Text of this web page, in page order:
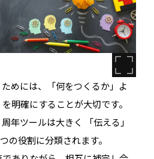
めには、「何をつくるか」よ
明確にすることが大切です。
年ツールは大きく 「伝える」
の役割に分類されます。